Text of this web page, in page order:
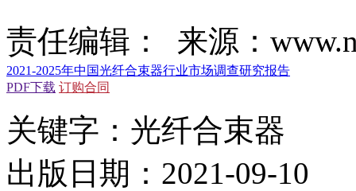
责任编辑： 来源：
2021-2025年中国光纤合束器行业市场调查研究报告
PDF下载 订购合同
关键字：光纤合束器
出版日期：2021-09-10